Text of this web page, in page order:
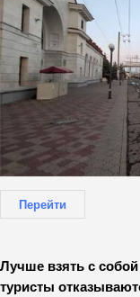
Перейти
Лучше взять с
туристы